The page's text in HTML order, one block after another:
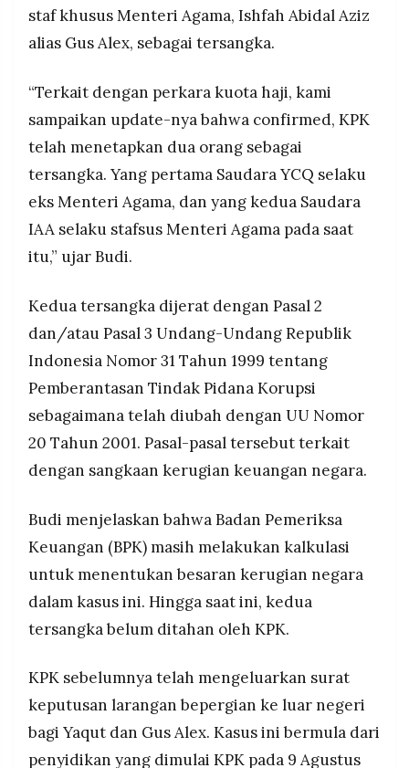
staf khusus Menteri Agama, Ishfah Abidal Aziz
alias Gus Alex, sebagai tersangka.
“Terkait dengan perkara kuota haji, kami
sampaikan update-nya bahwa confirmed, KPK
telah menetapkan dua orang sebagai
tersangka. Yang pertama Saudara YCQ selaku
eks Menteri Agama, dan yang kedua Saudara
IAA selaku stafsus Menteri Agama pada saat
itu,” ujar Budi.
Kedua tersangka dijerat dengan Pasal 2
dan/atau Pasal 3 Undang-Undang Republik
Indonesia Nomor 31 Tahun 1999 tentang
Pemberantasan Tindak Pidana Korupsi
sebagaimana telah diubah dengan UU Nomor
20 Tahun 2001. Pasal-pasal tersebut terkait
dengan sangkaan kerugian keuangan negara.
Budi menjelaskan bahwa Badan Pemeriksa
Keuangan (BPK) masih melakukan kalkulasi
untuk menentukan besaran kerugian negara
dalam kasus ini. Hingga saat ini, kedua
tersangka belum ditahan oleh KPK.
KPK sebelumnya telah mengeluarkan surat
keputusan larangan bepergian ke luar negeri
bagi Yaqut dan Gus Alex. Kasus ini bermula dari
penyidikan yang dimulai KPK pada 9 Agustus